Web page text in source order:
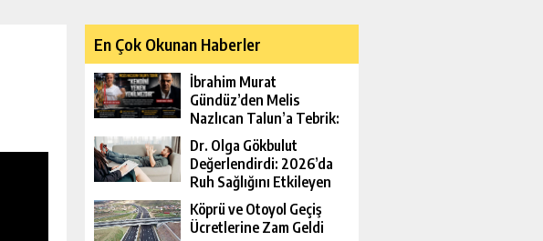
En Çok Okunan Haberler
İbrahim Murat
Gündüz’den Melis
Nazlıcan Talun’a Tebrik:
Kendini Yenen
Yenilmezdir
Dr. Olga Gökbulut
Değerlendirdi: 2026’da
Ruh Sağlığını Etkileyen
Yeni Riskler
Köprü ve Otoyol Geçiş
Ücretlerine Zam Geldi